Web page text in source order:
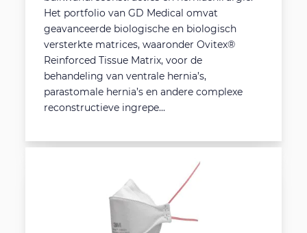
Het portfolio van GD Medical omvat
geavanceerde biologische en biologisch
versterkte matrices, waaronder Ovitex®
Reinforced Tissue Matrix, voor de
behandeling van ventrale hernia’s,
parastomale hernia’s en andere complexe
reconstructieve ingrepe...